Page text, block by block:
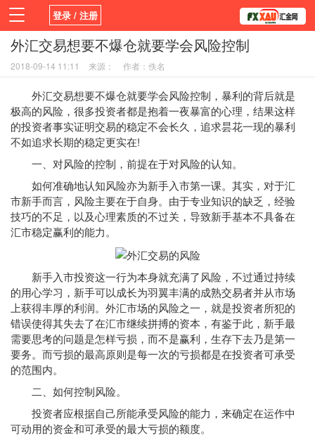
登录 / 注册
首页 新闻 观点 货币
平台
指标EA 书籍
外汇交易想要不爆仓就要学会风险控制
2018-09-14 11:11 来源： 作者：佚名
外汇交易想要不爆仓就要学会风险控制，暴利的背后就是
极高的风险，很多投资者都是抱着一夜暴富的心理，结果这样
的投资者事实证明交易的稳定不会长久，追求昙花一现的暴利
不如追求长期的稳定更实在!
一、对风险的控制，前提在于对风险的认知。
如何准确地认知风险亦为新手入市第一课。其实，对于汇
市新手而言，风险主要在于自身。由于专业知识的缺乏，经验
技巧的不足，以及心理素质的不过关，导致新手基本不具备在
汇市稳定赢利的能力。
新手入市投资这一行为本身就充满了风险，不过通过持续
的用心学习，新手可以成长为羽翼丰满的成熟交易者并从市场
上获得丰厚的利润。外汇市场的风险之一，就是投资者所犯的
错误使得其失去了在汇市继续拼搏的资本，有鉴于此，新手最
需要思考的问题是怎样亏损，而不是赢利，生存下去乃是第一
要务。而亏损的最高原则是每一次的亏损都是在投资者可承受
的范围内。
二、如何控制风险。
投资者应根据自己所能承受风险的能力，来确定在运作中
可动用的资金和可承受的最大亏损的额度。